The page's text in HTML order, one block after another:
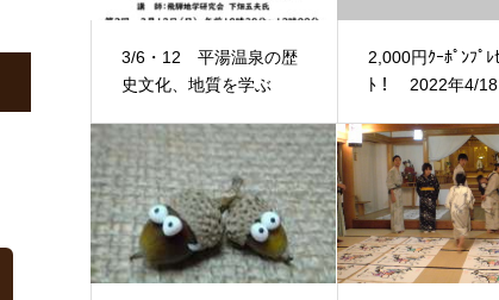
3/6・12 平湯温泉の歴
史文化、地質を学ぶ
2,000円ｸｰﾎﾟﾝﾌﾟﾚ
ﾄ！ 2022年4/18